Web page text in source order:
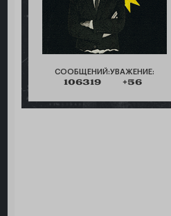
СООБЩЕНИЙ:
106319
УВАЖЕНИЕ:
+56